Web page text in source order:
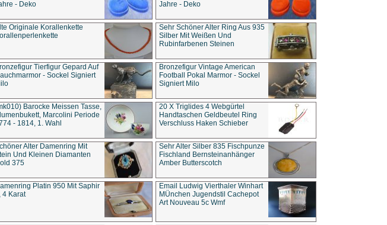
- Deko
Jahre - Deko
Originale Korallenkette
Sehr Schöner Alter Ring Aus 935
Silber Mit Weißen Und
Rubinfarbenen Steinen
Tierfigur Gepard Auf
- Sockel Signiert
Bronzefigur Vintage American
Football Pokal Marmor - Sockel
Signiert Milo
Barocke Meissen Tasse,
Marcolini Periode
- 1814, 1. Wahl
20 X Triglides 4 Webgürtel
Handtaschen Geldbeutel Ring
Verschluss Haken Schieber
Alter Damenring Mit
Und Kleinen Diamanten
375
Sehr Alter Silber 835 Fischpunze
Fischland Bernsteinanhänger
Amber Butterscotch
Platin 950 Mit Saphir
4 Karat
Email Ludwig Vierthaler Winhart
MÜnchen Jugendstil Cachepot
Art Nouveau 5c Wmf